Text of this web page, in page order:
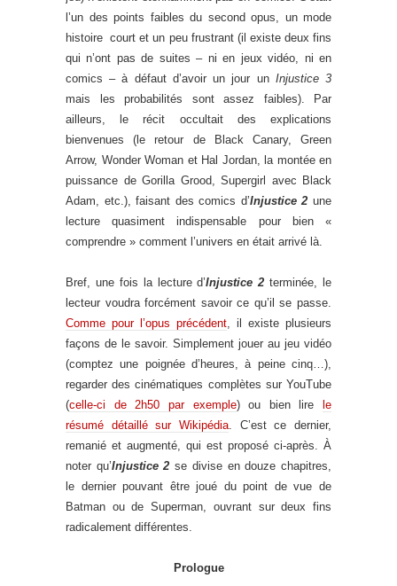
l’un des points faibles du second opus, un mode
histoire court et un peu frustrant (il existe deux fins
qui n’ont pas de suites – ni en jeux vidéo, ni en
comics – à défaut d’avoir un jour un Injustice 3
mais les probabilités sont assez faibles). Par
ailleurs, le récit occultait des explications
bienvenues (le retour de Black Canary, Green
Arrow, Wonder Woman et Hal Jordan, la montée en
puissance de Gorilla Grood, Supergirl avec Black
Adam, etc.), faisant des comics d’Injustice 2 une
lecture quasiment indispensable pour bien «
comprendre » comment l’univers en était arrivé là.
Bref, une fois la lecture d’Injustice 2 terminée, le
lecteur voudra forcément savoir ce qu’il se passe.
Comme pour l’opus précédent , il existe plusieurs
façons de le savoir. Simplement jouer au jeu vidéo
(comptez une poignée d’heures, à peine cinq…),
regarder des cinématiques complètes sur YouTube
(celle-ci de 2h50 par exemple) ou bien lire
le
résumé détaillé sur Wikipédia . C’est ce dernier,
remanié et augmenté, qui est proposé ci-après. À
noter qu’Injustice 2 se divise en douze chapitres,
le dernier pouvant être joué du point de vue de
Batman ou de Superman, ouvrant sur deux fins
radicalement différentes.
Prologue